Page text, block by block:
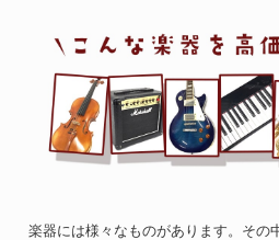
楽器には様々なものがあります。その